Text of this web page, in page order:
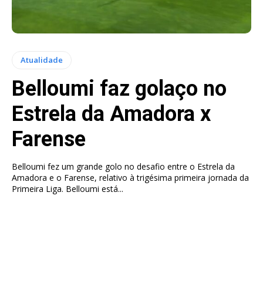
Atualidade
Belloumi faz golaço no
Estrela da Amadora x
Farense
Belloumi fez um grande golo no desafio entre o Estrela da
Amadora e o Farense, relativo à trigésima primeira jornada da
Primeira Liga. Belloumi está...